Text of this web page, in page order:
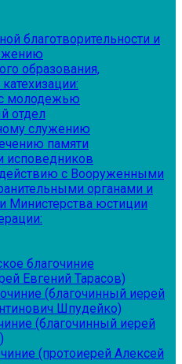
благотворительности и
образования,
молодежью
отдел
служению
памяти
исповедников
с Вооруженными
органами и
Министерства юстиции
благочиние
Евгений Тарасов)
(благочинный иерей
Шпудейко)
(благочинный иерей
(протоиерей Алексей